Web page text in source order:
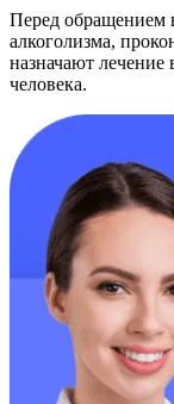
Перед обращением
алкоголизма,
назначают
человека.